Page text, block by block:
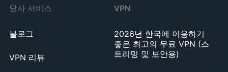
당사 서비스
블로그
VPN 리뷰
VPN
2026년 한국에 이용하기
좋은 최고의 무료 VPN (스
트리밍 및 보안용)